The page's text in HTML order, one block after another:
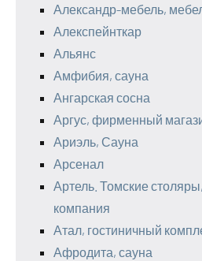
Александр-мебель,
Алекспейнткар
Альянс
Амфибия, сауна
Ангарская сосна
Аргус, фирменный
Ариэль, Сауна
Арсенал
Артель. Томские
компания
Атал, гостиничный
Афродита, сауна